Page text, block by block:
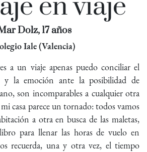
en viaje
Dolz, 17 años
Iale (Valencia)
a un viaje apenas puedo conciliar el
y la emoción ante la posibilidad de
son incomparables a cualquier otra
mi casa parece un tornado: todos vamos
a otra en busca de las maletas,
para llenar las horas de vuelo en
recuerda, una y otra vez, el tiempo